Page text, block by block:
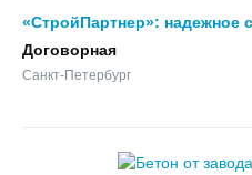
«СтройПартнер»: надежное
металлопрокатом в СПб и ЛО
Договорная
Санкт-Петербург